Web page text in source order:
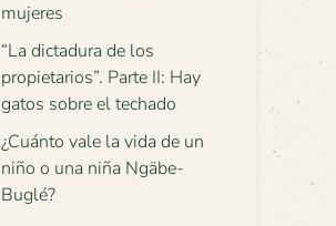
mujeres
“La dictadura de los
propietarios”. Parte II: Hay
gatos sobre el techado
¿Cuánto vale la vida de un
niño o una niña Ngäbe-
Buglé?